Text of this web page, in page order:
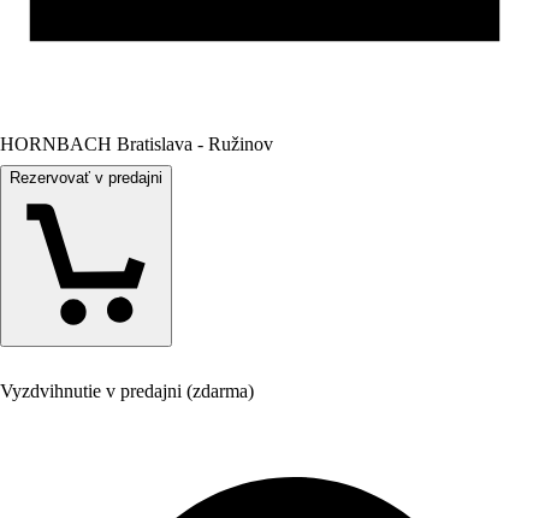
HORNBACH Bratislava - Ružinov
Rezervovať v predajni
Vyzdvihnutie v predajni (zdarma)